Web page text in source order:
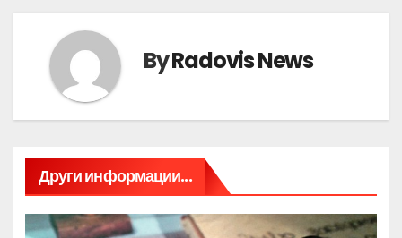
ByRadovis News
Други информации...